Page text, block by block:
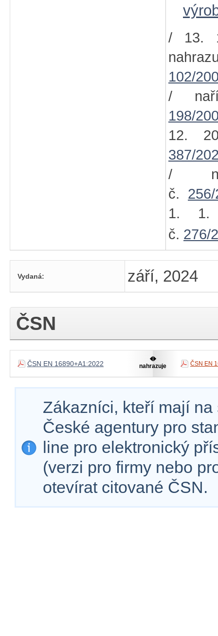
/ 13.
102/
/
198/
12.
387/
/
č.
1. 1.
č. 276/
Vydaná: září, 2024
ČSN
ČSN EN 16890+A1:2022 nahrazuje ČSN EN
Zákazníci, kteří mají
České agentury pro
line pro elektronický
(verzi pro firmy nebo
otevírat citované ČSN.